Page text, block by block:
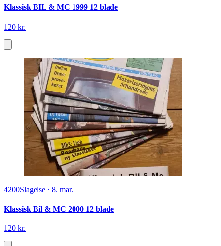
Klassisk BIL & MC 1999 12 blade
120 kr.
4200Slagelse · 8. mar.
Klassisk Bil & MC 2000 12 blade
120 kr.